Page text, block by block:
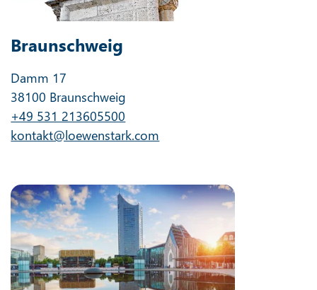
Braunschweig
Damm 17
38100 Braunschweig
+49 531 213605500
kontakt@loewenstark.com